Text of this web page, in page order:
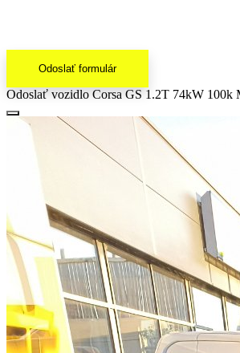
Odoslať formulár
Odoslať vozidlo Corsa GS 1.2T 74kW 100k